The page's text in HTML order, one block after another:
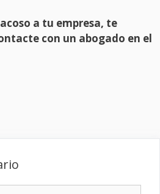
a tu empresa, te
con un abogado en el